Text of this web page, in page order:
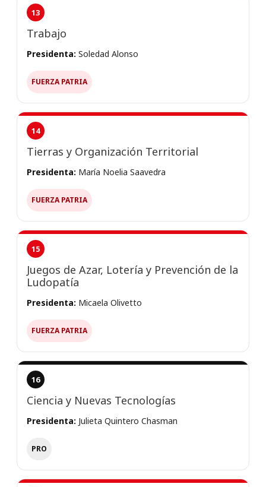
13
Trabajo
Presidenta: Soledad Alonso
FUERZA PATRIA
14
Tierras y Organización Territorial
Presidenta: María Noelia Saavedra
FUERZA PATRIA
15
Juegos de Azar, Lotería y Prevención de la
Ludopatía
Presidenta: Micaela Olivetto
FUERZA PATRIA
16
Ciencia y Nuevas Tecnologías
Presidenta: Julieta Quintero Chasman
PRO